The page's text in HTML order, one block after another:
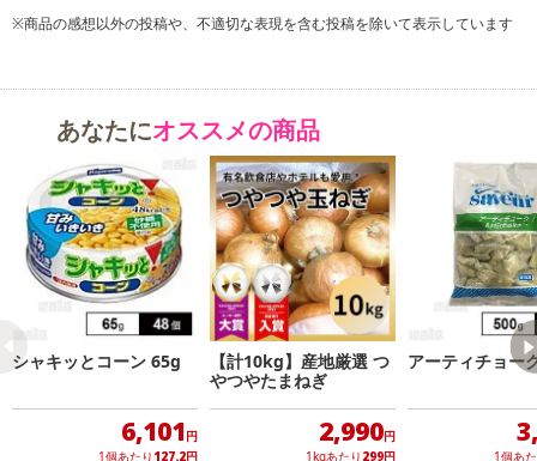
注意事項
記載されている内容を必ずご確認いただき、お届けする商品セット
にご納得いただきましたうえでお申し込みください。
※パッケージ変更や商品リニューアル(成分など含む)等により、参考
の掲載画像や画像内のバーコードなど、お届け商品と多少異なる場
合がございます。
また、[新たな加工食品の原料原産地表示制度]の経過措置期間の終
了により、商品詳細内に記載の原産国・原材料の表記が旧表記の場
合がございます。
あらかじめご了承いただいた上でお申込みください。なお、本理由
によるお申込み後のキャンセル・返品交換は対応いたしかねます。
【お支払いについて】
※商品の感想以外の投稿や、不適切な表現を含む投稿を除いて表示しています
あなたにオススメの商品
シャキッとコーン 65g
6,101 円
1個あたり 127.2円
【計10kg】産地厳選 つ
やつやたまねぎ
2,990円
1kgあたり 299円
アーティチョー
1個あ